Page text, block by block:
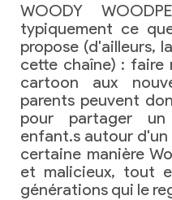
WOODY
typiquement ce
propose (d'ailleurs,
cette chaîne) : faire
cartoon aux
parents peuvent
pour partager
enfant.s autour
certaine manière
et malicieux, tout
générations qui le